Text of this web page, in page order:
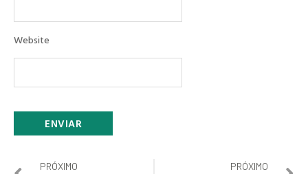
Website
PRÓXIMO PRÓXIMO